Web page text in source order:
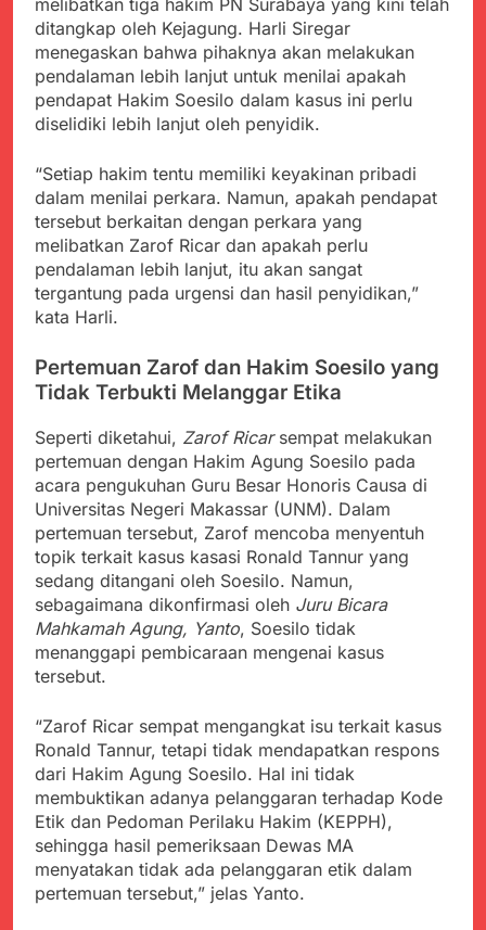
melibatkan tiga hakim PN Surabaya yang kini telah
ditangkap oleh Kejagung. Harli Siregar
menegaskan bahwa pihaknya akan melakukan
pendalaman lebih lanjut untuk menilai apakah
pendapat Hakim Soesilo dalam kasus ini perlu
diselidiki lebih lanjut oleh penyidik.
“Setiap hakim tentu memiliki keyakinan pribadi
dalam menilai perkara. Namun, apakah pendapat
tersebut berkaitan dengan perkara yang
melibatkan Zarof Ricar dan apakah perlu
pendalaman lebih lanjut, itu akan sangat
tergantung pada urgensi dan hasil penyidikan,”
kata Harli.
Pertemuan Zarof dan Hakim Soesilo yang
Tidak Terbukti Melanggar Etika
Seperti diketahui, Zarof Ricarsempat melakukan
pertemuan dengan Hakim Agung Soesilo pada
acara pengukuhan Guru Besar Honoris Causa di
Universitas Negeri Makassar (UNM). Dalam
pertemuan tersebut, Zarof mencoba menyentuh
topik terkait kasus kasasi Ronald Tannur yang
sedang ditangani oleh Soesilo. Namun,
sebagaimana dikonfirmasi oleh Juru Bicara
Mahkamah Agung, Yanto, Soesilo tidak
menanggapi pembicaraan mengenai kasus
tersebut.
“Zarof Ricar sempat mengangkat isu terkait kasus
Ronald Tannur, tetapi tidak mendapatkan respons
dari Hakim Agung Soesilo. Hal ini tidak
membuktikan adanya pelanggaran terhadap Kode
Etik dan Pedoman Perilaku Hakim (KEPPH),
sehingga hasil pemeriksaan Dewas MA
menyatakan tidak ada pelanggaran etik dalam
pertemuan tersebut,” jelas Yanto.